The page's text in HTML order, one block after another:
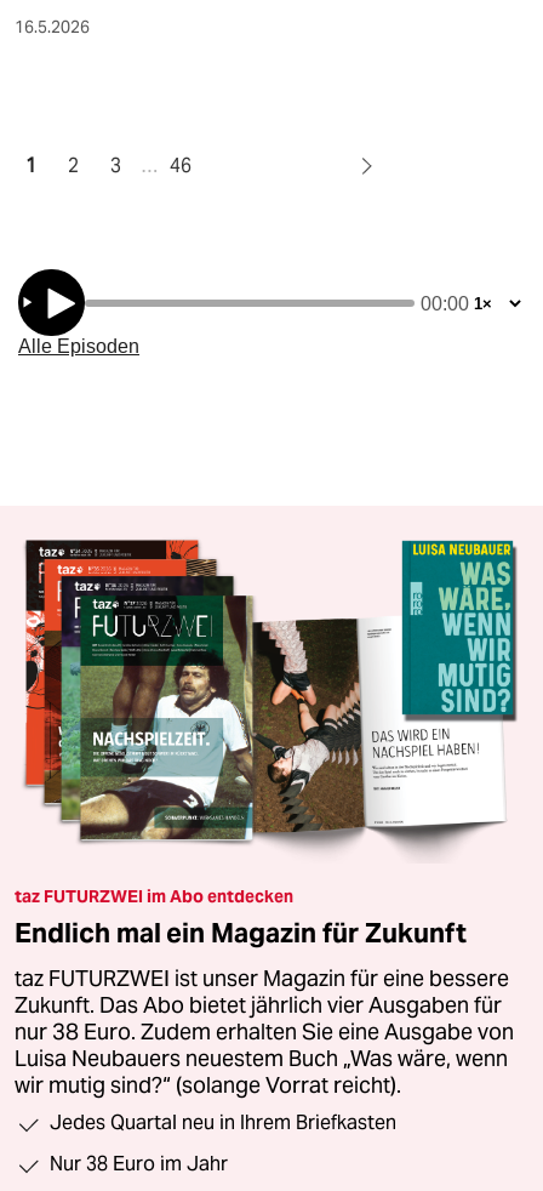
16.5.2026
1 2 3 … 46
taz FUTURZWEI im Abo entdecken
Endlich mal ein Magazin für Zukunft
taz FUTURZWEI ist unser Magazin für eine bessere
Zukunft. Das Abo bietet jährlich vier Ausgaben für
nur 38 Euro. Zudem erhalten Sie eine Ausgabe von
Luisa Neubauers neuestem Buch „Was wäre, wenn
wir mutig sind?“ (solange Vorrat reicht).
Jedes Quartal neu in Ihrem Briefkasten
Nur 38 Euro im Jahr